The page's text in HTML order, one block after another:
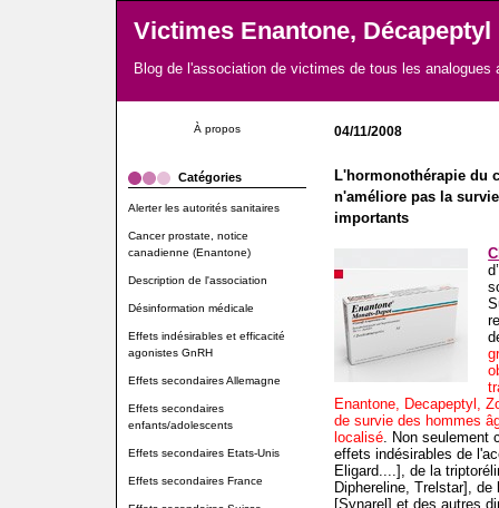
Victimes Enantone, Décapeptyl
Blog de l'association de victimes de tous les
À propos
Catégories
Alerter les autorités sanitaires
Cancer prostate, notice
canadienne (Enantone)
Description de l'association
Désinformation médicale
Effets indésirables et efficacité
agonistes GnRH
Effets secondaires Allemagne
Effets secondaires
enfants/adolescents
Effets secondaires Etats-Unis
Effets secondaires France
04/11/2008
L'hormonothérapie du
n'améliore pas la
importants
Enantone, Decapeptyl,
de survie des hommes
localisé. Non seulement
effets indésirables de
Eligard....], de la
Diphereline, Trelstar],
[Synarel] et des autres